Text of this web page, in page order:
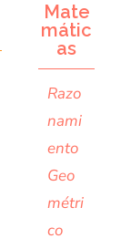
Mate
mátic
as
Razo
nami
ento
Geo
métri
co